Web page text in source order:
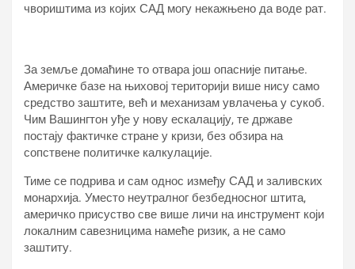
чвориштима из којих САД могу некажњено да воде рат.
За земље домаћине то отвара још опасније питање.
Америчке базе на њиховој територији више нису само
средство заштите, већ и механизам увлачења у сукоб.
Чим Вашингтон уђе у нову ескалацију, те државе
постају фактичке стране у кризи, без обзира на
сопствене политичке калкулације.
Тиме се подрива и сам однос између САД и заливских
монархија. Уместо неутралног безбедносног штита,
америчко присуство све више личи на инструмент који
локалним савезницима намеће ризик, а не само
заштиту.